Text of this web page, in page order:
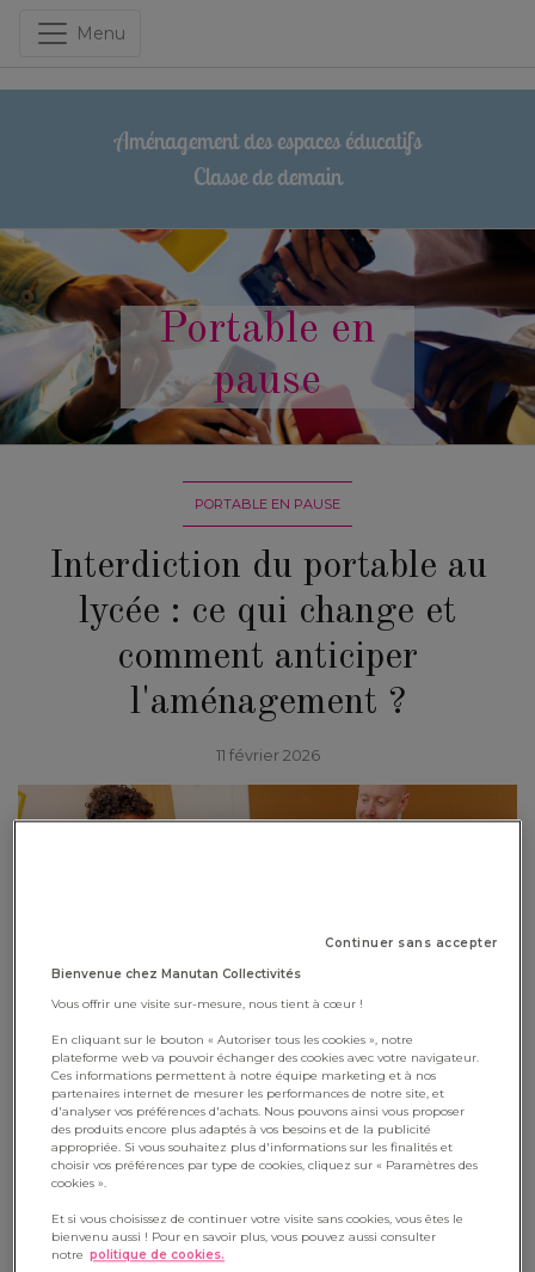
Menu
Aménagement des espaces éducatifs
Classe de demain
Portable en
pause
PORTABLE EN PAUSE
Interdiction du portable au
lycée : ce qui change et
comment anticiper
l'aménagement ?
11 février 2026
"En janvier, l'Assemblée nationale a adopté en première
lecture une proposition de loi qui étend l'interdiction du
téléphone portable aux lycées. Après les écoles et collèges,
c'est au tour du secondaire supérieur d'encadrer strictement
l'usage des smartphones. Mais contrairement à ce qu'on lit
parfois, il ne s'agit pas d'une interdiction totale. Le texte
Continuer sans accepter
Bienvenue chez Manutan Collectivités
Vous offrir une visite sur-mesure, nous tient à cœur !
En cliquant sur le bouton « Autoriser tous les cookies », notre
plateforme web va pouvoir échanger des cookies avec votre navigateur.
Ces informations permettent à notre équipe marketing et à nos
partenaires internet de mesurer les performances de notre site, et
d'analyser vos préférences d'achats. Nous pouvons ainsi vous proposer
des produits encore plus adaptés à vos besoins et de la publicité
appropriée. Si vous souhaitez plus d'informations sur les finalités et
choisir vos préférences par type de cookies, cliquez sur « Paramètres des
cookies ».
Et si vous choisissez de continuer votre visite sans cookies, vous êtes le
bienvenu aussi ! Pour en savoir plus, vous pouvez aussi consulter
notre politique de cookies.